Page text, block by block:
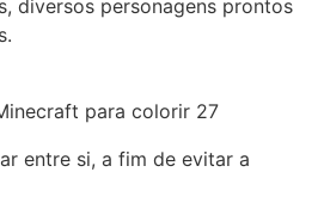
diversos personagens prontos
para colorir 27
entre si, a fim de evitar a